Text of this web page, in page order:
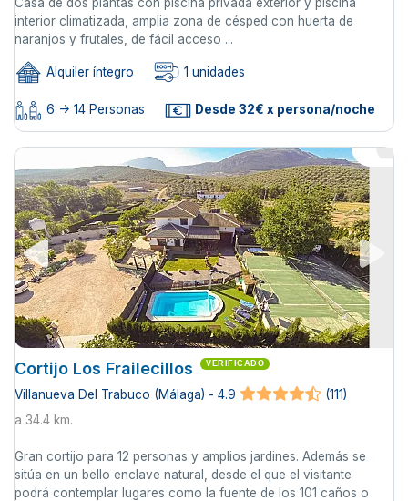
Casa de dos plantas con piscina privada exterior y piscina
interior climatizada, amplia zona de césped con huerta de
naranjos y frutales, de fácil acceso ...
Alquiler íntegro 1 unidades
6 -> 14 Personas Desde 32€ x persona/noche
Cortijo Los Frailecillos VERIFICADO
Villanueva Del Trabuco (Málaga) - 4.9
(111)
a 34.4 km.
Gran cortijo para 12 personas y amplios jardines. Además se
sitúa en un bello enclave natural, desde el que el visitante
podrá contemplar lugares como la fuente de los 101 caños o